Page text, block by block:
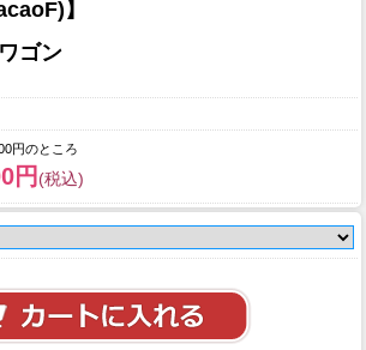
】
ゴン
円のところ
円 (税込)